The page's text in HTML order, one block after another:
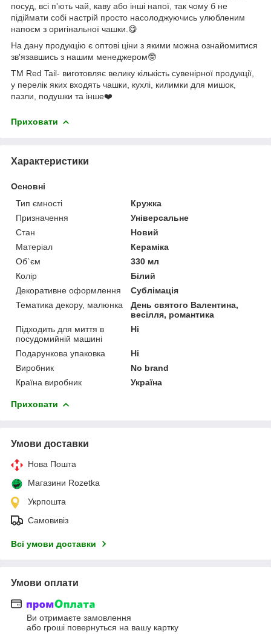
посуд, всі п'ють чай, каву або інші напої, так чому б не
підіймати собі настрій просто насолоджуючись улюбленим
напоєм з оригінальної чашки.😋
На дану продукцію є оптові ціни з якими можна ознайомитися
зв'язавшись з нашим менеджером🤓
ТМ Red Tail- виготовляє велику кількість сувенірної продукції,
у перелік яких входять чашки, кухлі, килимки для мишок,
пазли, подушки та інше❤️
Приховати
Характеристики
Основні
Тип ємності
Кружка
Призначення
Універсальне
Стан
Новий
Матеріал
Кераміка
Об`єм
330 мл
Колір
Білий
Декоративне оформлення
Сублімація
Тематика декору, малюнка
День святого Валентина,
весілля, романтика
Підходить для миття в
посудомийній машині
Ні
Подарункова упаковка
Ні
Виробник
No brand
Країна виробник
Україна
Приховати
Умови доставки
Нова Пошта
Магазини Rozetka
Укрпошта
Самовивіз
Всі умови доставки
Умови оплати
Ви отримаєте замовлення
або гроші повернуться на вашу картку